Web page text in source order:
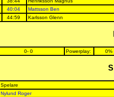
40:04
Mattsson Ben
44:59 Karlsson Glenn
0- 0 Powerplay: 0%
Spelare
Nylund Roger